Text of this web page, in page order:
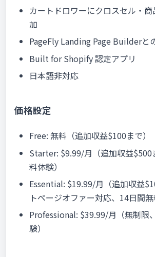
カートドロワーにクロスセル・
加
PageFly Landing Page Builderと
Built for Shopify 認定アプリ
日本語非対応
価格設定
Free: 無料（追加収益$100まで）
Starter: $9.99/月（追加収益$500
料体験）
Essential: $19.99/月（追加収益
トページオファー対応、14日間無
Professional: $39.99/月（無制限
験）